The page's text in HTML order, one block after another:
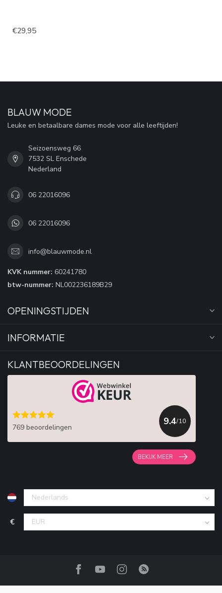
€29,95
BLAUW MODE
Leuke en betaalbare dames mode voor alle leeftijden!
Seizoensweg 66
7532 SL Enschede
Nederland
06 22016096
06 22016096
info@blauwmode.nl
KVK nummer: 60241780
btw-nummer: NL002236189B29
OPENINGSTIJDEN
INFORMATIE
KLANTBEOORDELINGEN
769 beoordelingen
9.4/10
BEKIJK MEER
€